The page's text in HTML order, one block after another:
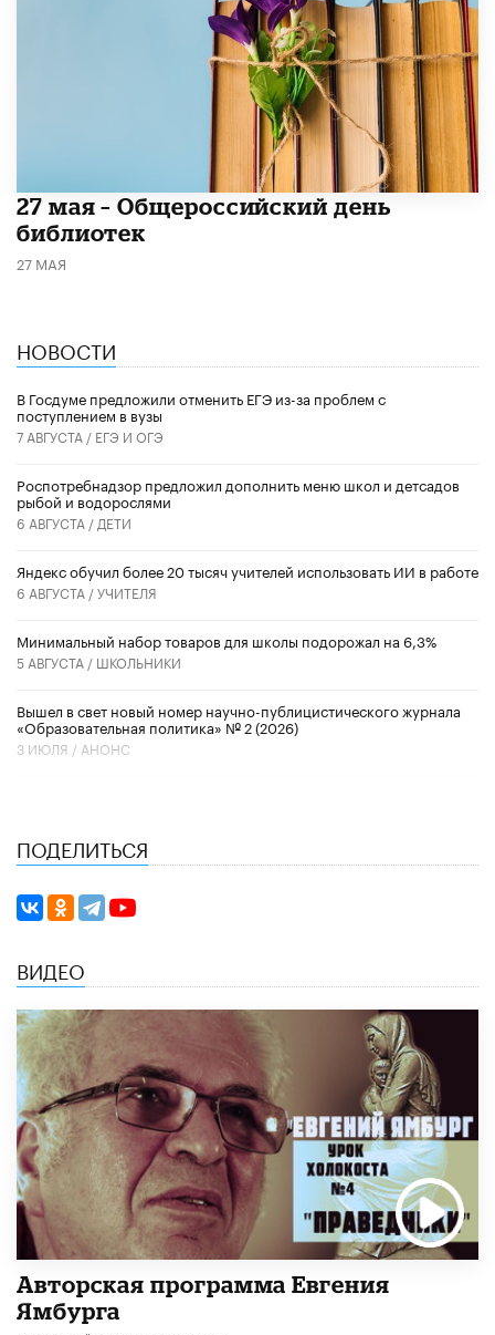
​27 мая – Общероссийский день
библиотек
27 МАЯ
НОВОСТИ
В Госдуме предложили отменить ЕГЭ из-за проблем с
поступлением в вузы
7 АВГУСТА / ЕГЭ И ОГЭ
Роспотребнадзор предложил дополнить меню школ и детсадов
рыбой и водорослями
6 АВГУСТА / ДЕТИ
​Яндекс обучил более 20 тысяч учителей использовать ИИ в работе
6 АВГУСТА /УЧИТЕЛЯ
Минимальный набор товаров для школы подорожал на 6,3%
5 АВГУСТА / ШКОЛЬНИКИ
Вышел в свет новый номер научно-публицистического журнала
«Образовательная политика» № 2 (2026)
3 ИЮЛЯ / АНОНС
ПОДЕЛИТЬСЯ
ВИДЕО
Авторская программа Евгения
Ямбурга